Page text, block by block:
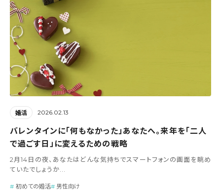
婚活 2026.02.13
バレンタインに「何もなかった」あなたへ。来年を「二人
で過ごす日」に変えるための戦略
2月14日の夜、あなたはどんな気持ちでスマートフォンの画面を眺め
ていたでしょうか...
初めての婚活 男性向け